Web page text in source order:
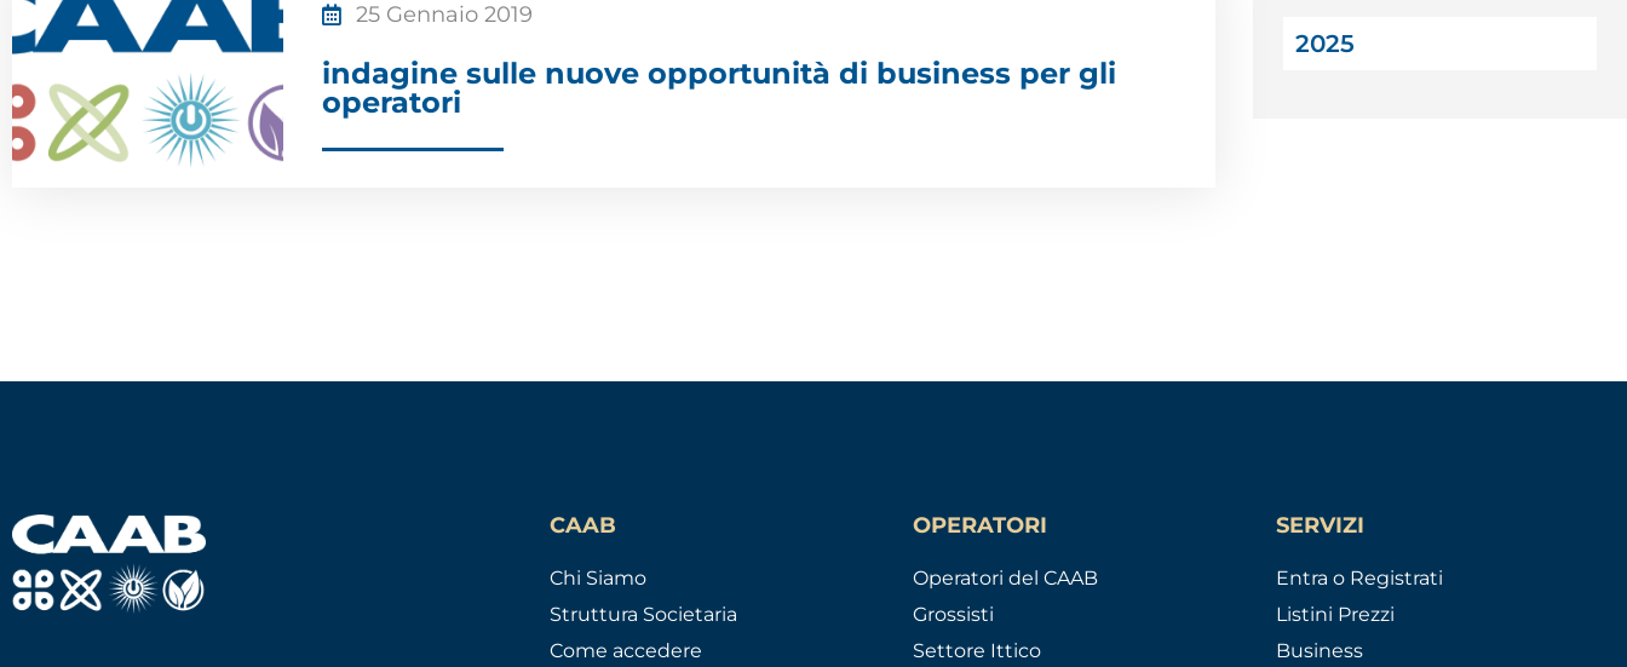
25 Gennaio 2019
indagine sulle nuove opportunità di business per gli
operatori
2025
CAAB
Chi Siamo
Struttura Societaria
Come accedere
OPERATORI
Operatori del CAAB
Grossisti
Settore Ittico
SERVIZI
Entra o Registrati
Listini Prezzi
Business